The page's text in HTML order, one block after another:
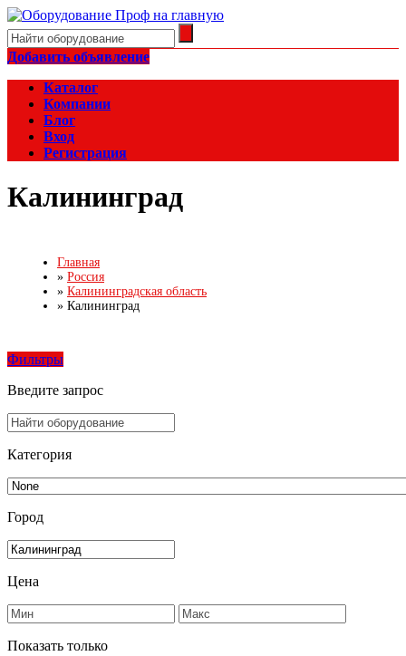
Добавить объявление
Каталог
Компании
Блог
Вход
Регистрация
Калининград
Главная
» Россия
» Калининградская область
» Калининград
Фильтры
Введите запрос
Категория
Город
Цена
Показать только